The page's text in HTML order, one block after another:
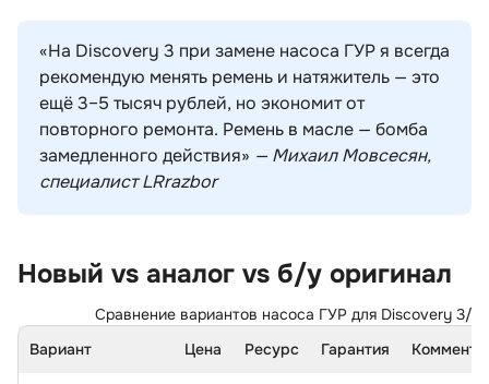
«На Discovery 3 при замене насоса ГУР я всегда
рекомендую менять ремень и натяжитель — это
ещё 3–5 тысяч рублей, но экономит от
повторного ремонта. Ремень в масле — бомба
замедленного действия» — Михаил Мовсесян,
специалист LRrazbor
Новый vs аналог vs б/у оригинал
Сравнение вариантов насоса ГУР для Discovery 3/4
Вариант
Цена Ресурс Гарантия